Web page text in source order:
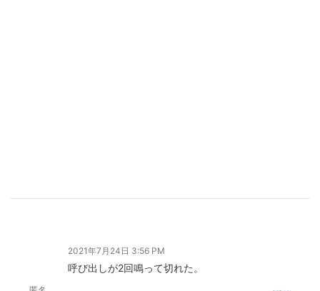
2021年7月24日 3:56 PM
呼び出しが2回鳴って切れた。